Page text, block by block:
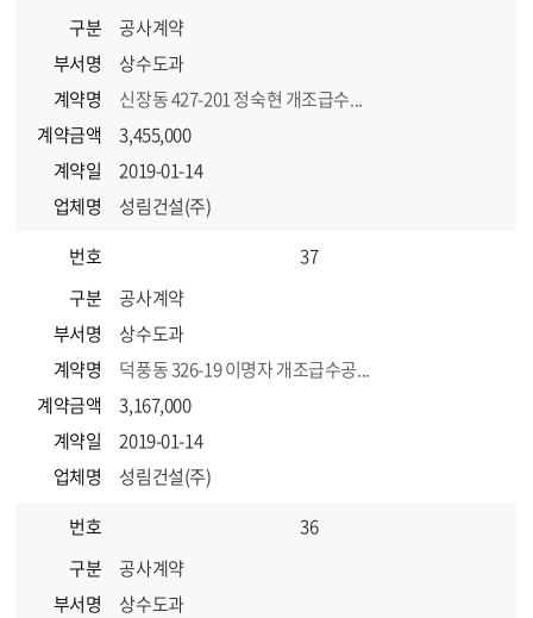
구분
공사계약
부서명
상수도과
계약명
신장동 427-201 정숙현 개조급수...
계약금액
3,455,000
계약일
2019-01-14
업체명
성림건설(주)
번호
37
구분
공사계약
부서명
상수도과
계약명
덕풍동 326-19 이명자 개조급수공...
계약금액
3,167,000
계약일
2019-01-14
업체명
성림건설(주)
번호
36
구분
공사계약
부서명
상수도과